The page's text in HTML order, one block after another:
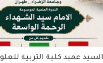
السيد عميد كلية التربية